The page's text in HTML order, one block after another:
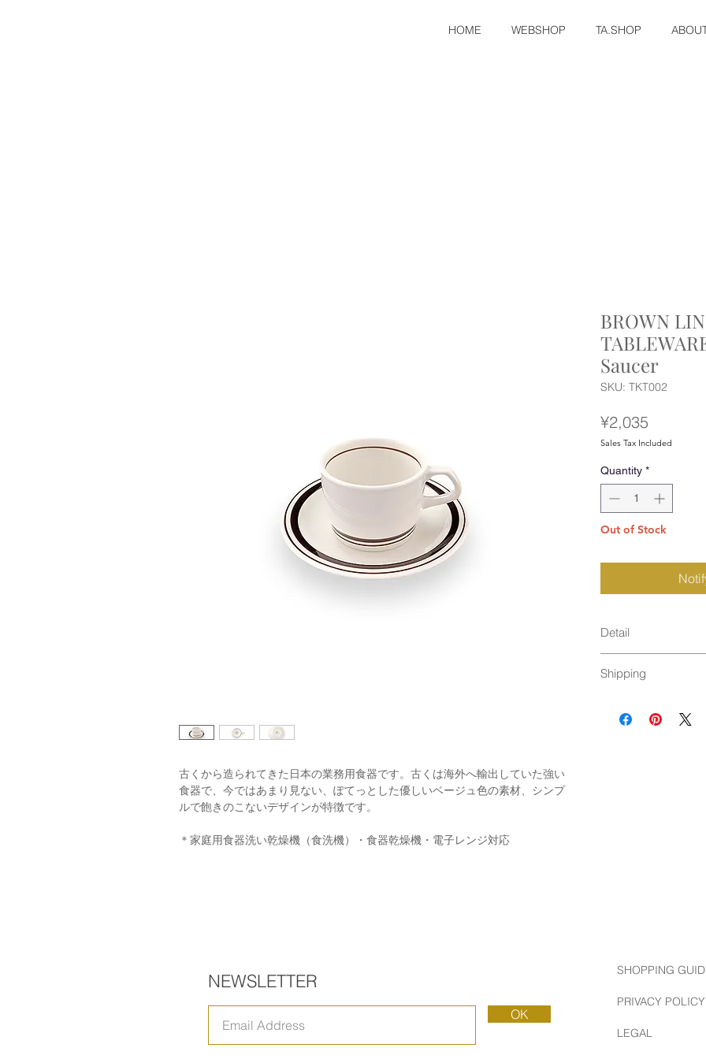
HOME WEBSHOP TA.SHOP
古くから造られてきた日本の業務用食器です。古くは海外へ輸出していた強い
食器で、今ではあまり見ない、ぽてっとした優しいベージュ色の素材、シンプ
ルで飽きのこないデザインが特徴です。
＊家庭用食器洗い乾燥機（食洗機）・食器乾燥機・電子レンジ対応
BROWN
Saucer
SKU: TKT002
¥2,035
Sales Tax Included
Quantity *
Out of Stock
Detail
material : new
Shipping
NEWSLETTER
OK
SHOPPING
PRIVACY POLICY
LEGAL